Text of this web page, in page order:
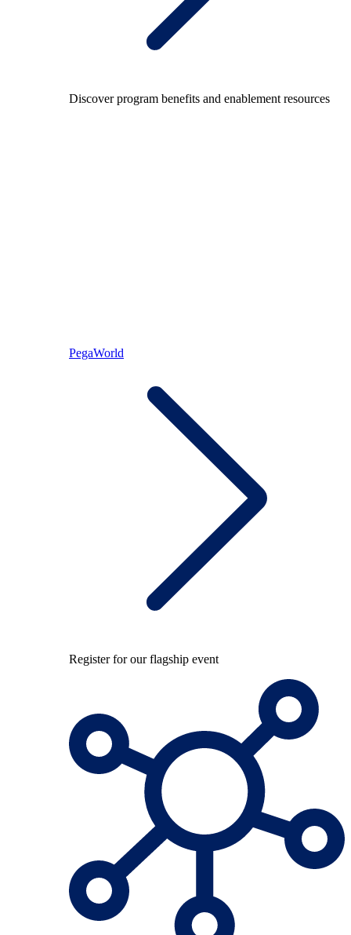
Discover program benefits and enablement resources
PegaWorld
Register for our flagship event